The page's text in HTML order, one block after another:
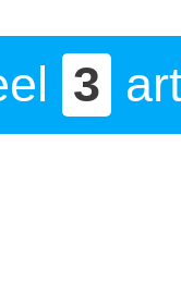
3